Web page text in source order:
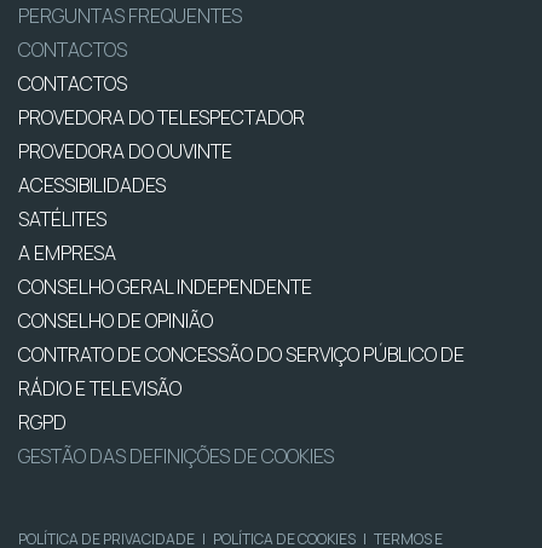
PERGUNTAS FREQUENTES
CONTACTOS
CONTACTOS
PROVEDORA DO TELESPECTADOR
PROVEDORA DO OUVINTE
ACESSIBILIDADES
SATÉLITES
A EMPRESA
CONSELHO GERAL INDEPENDENTE
CONSELHO DE OPINIÃO
CONTRATO DE CONCESSÃO DO SERVIÇO PÚBLICO DE
RÁDIO E TELEVISÃO
RGPD
GESTÃO DAS DEFINIÇÕES DE COOKIES
POLÍTICA DE PRIVACIDADE | POLÍTICA DE COOKIES | TERMOS E